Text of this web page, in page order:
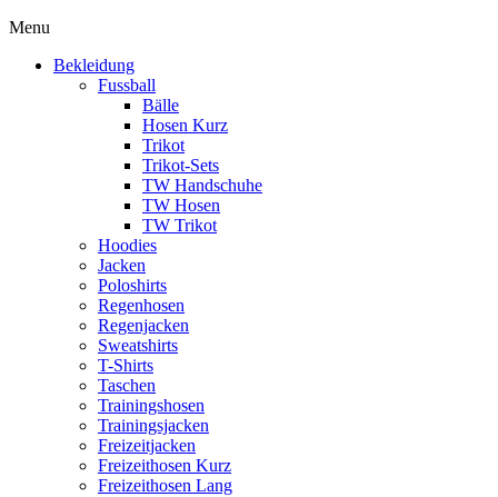
Menu
Bekleidung
Fussball
Bälle
Hosen Kurz
Trikot
Trikot-Sets
TW Handschuhe
TW Hosen
TW Trikot
Hoodies
Jacken
Poloshirts
Regenhosen
Regenjacken
Sweatshirts
T-Shirts
Taschen
Trainingshosen
Trainingsjacken
Freizeitjacken
Freizeithosen Kurz
Freizeithosen Lang